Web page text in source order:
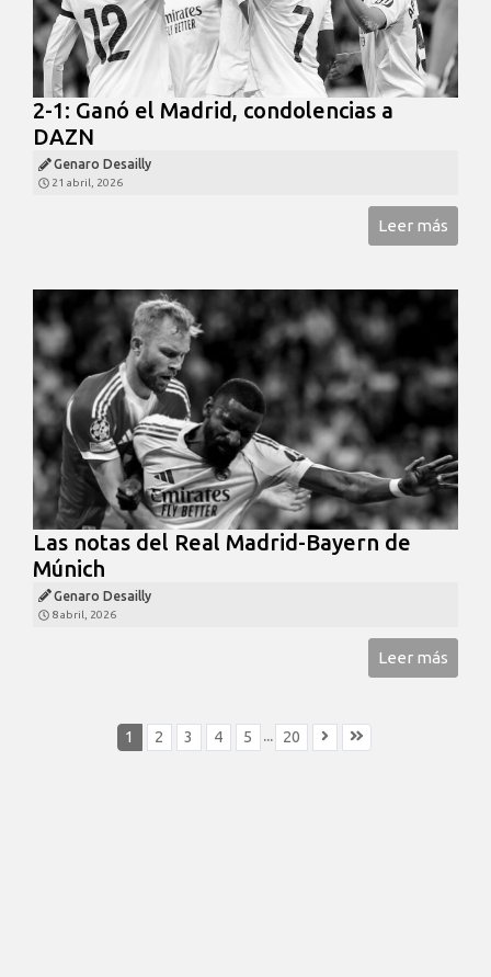
2-1: Ganó el Madrid, condolencias a
DAZN
Genaro Desailly
21 abril, 2026
Leer más
Las notas del Real Madrid-Bayern de
Múnich
Genaro Desailly
8 abril, 2026
Leer más
1 2 3 4 5 20